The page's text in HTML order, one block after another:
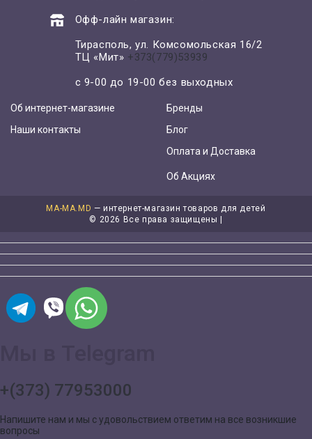
Офф-лайн магазин:
Тирасполь, ул. Комсомольская 16/2
ТЦ «Мит» +373(779)53939
с 9-00 до 19-00 без выходных
Об интернет-магазине
Наши контакты
Бренды
Блог
Оплата и Доставка
Об Акциях
MA-MA.MD — интернет-магазин товаров для детей
© 2026 Все права защищены |
+(373) 77953000
Напишите нам и мы с удовольствием ответим на все возникшие
вопросы